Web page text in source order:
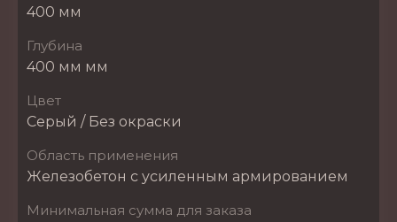
400 мм
Глубина
400 мм мм
Цвет
Серый / Без окраски
Область применения
Железобетон с усиленным армированием
Минимальная сумма для заказа